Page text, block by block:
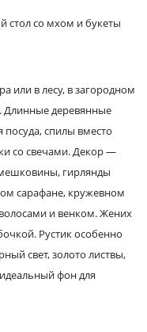
или в лесу, в загородном
деревянные
посуда, спилы вместо
со свечами. Декор —
гирлянды
сарафане, кружевном
и венком. Жених
Рустик особенно
свет, золото листвы,
фон для